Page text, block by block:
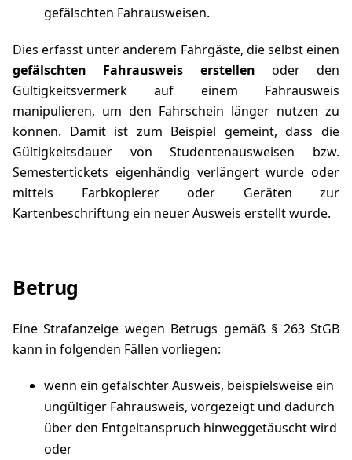
gefälschten Fahrausweisen.
Dies erfasst unter anderem Fahrgäste, die selbst einen
gefälschten Fahrausweis erstellen oder den
Gültigkeitsvermerk auf einem Fahrausweis
manipulieren, um den Fahrschein länger nutzen zu
können. Damit ist zum Beispiel gemeint, dass die
Gültigkeitsdauer von Studentenausweisen bzw.
Semestertickets eigenhändig verlängert wurde oder
mittels Farbkopierer oder Geräten zur
Kartenbeschriftung ein neuer Ausweis erstellt wurde.
Betrug
Eine Strafanzeige wegen Betrugs gemäß § 263 StGB
kann in folgenden Fällen vorliegen:
wenn ein gefälschter Ausweis, beispielsweise ein
ungültiger Fahrausweis, vorgezeigt und dadurch
über den Entgeltanspruch hinweggetäuscht wird
oder